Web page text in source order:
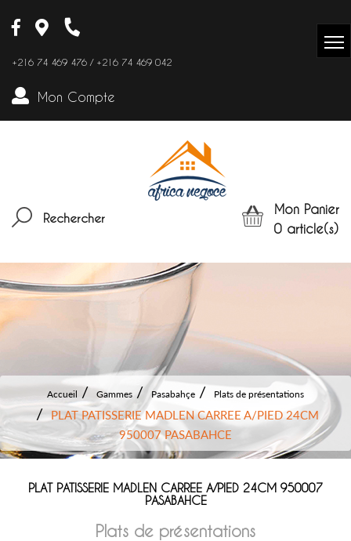
+216 74 469 476 / +216 74 469 042
Mon Compte
Rechercher
Mon Panier
0 article(s)
Accueil Gammes Pasabahçe Plats de présentations
PLAT PATISSERIE MADLEN CARREE A/PIED 24CM
950007 PASABAHCE
PLAT PATISSERIE MADLEN CARREE A/PIED 24CM 950007
PASABAHCE
Plats de présentations